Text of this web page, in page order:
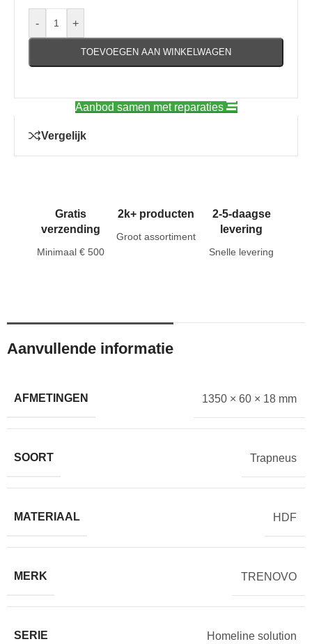
- +
TOEVOEGEN AAN WINKELWAGEN
Aanbod samen met reparaties
Vergelijk
Gratis
verzending
Minimaal € 500
2k+ producten
Groot assortiment
2-5-daagse
levering
Snelle levering
Aanvullende informatie
AFMETINGEN 1350 × 60 × 18 mm
SOORT Trapneus
MATERIAAL HDF
MERK TRENOVO
SERIE Homeline solution